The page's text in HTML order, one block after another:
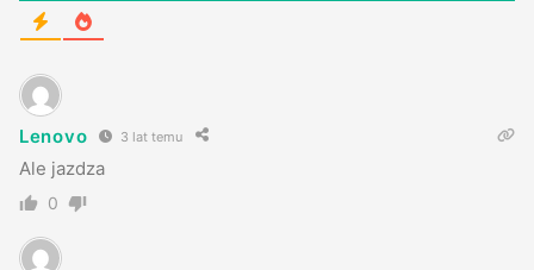
Lenovo 3 lat temu
Ale jazdza
0